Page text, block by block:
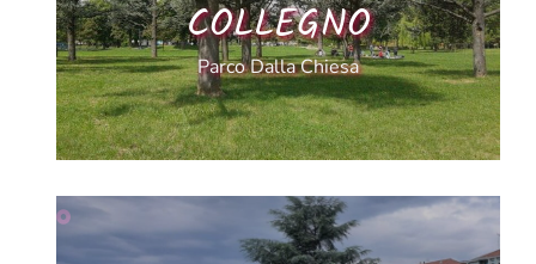
COLLEGNO
Parco Dalla Chiesa